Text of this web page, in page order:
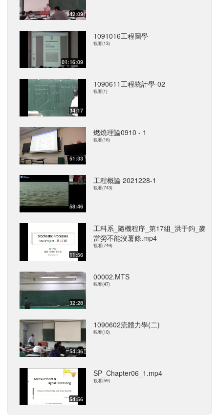
42:09
01:16:09
1091016工程圖學
觀看(13)
34:17
1090611工程統計學-02
觀看(1)
51:33
燃燒理論0910 - 1
觀看(16)
58:46
工程概論 2021228-1
觀看(743)
11:56
工科系_隨機程序_第17組_洪于鈞_麥
當勞不能沒薯條.mp4
觀看(749)
32:28
00002.MTS
觀看(47)
54:36
1090602流體力學(二)
觀看(10)
54:56
SP_Chapter06_1.mp4
觀看(59)